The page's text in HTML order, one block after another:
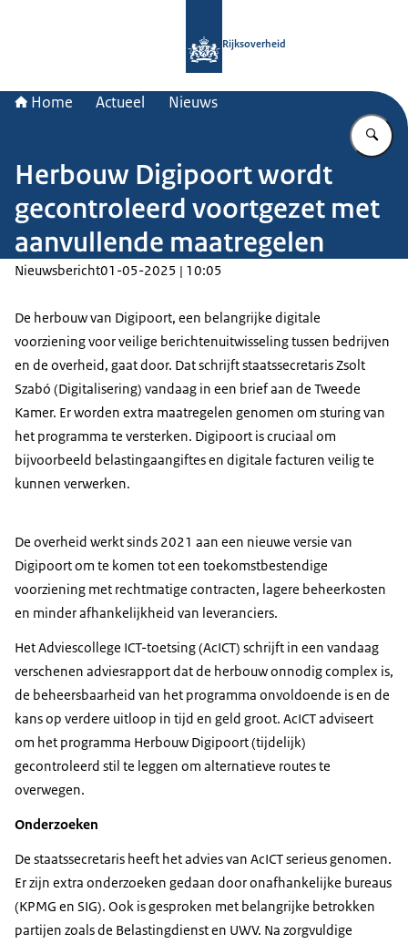
Rijksoverheid
Home Actueel Nieuws
Herbouw Digipoort wordt
gecontroleerd voortgezet met
aanvullende maatregelen
Nieuwsbericht01-05-2025 | 10:05
De herbouw van Digipoort, een belangrijke digitale
voorziening voor veilige berichtenuitwisseling tussen bedrijven
en de overheid, gaat door. Dat schrijft staatssecretaris Zsolt
Szabó (Digitalisering) vandaag in een brief aan de Tweede
Kamer. Er worden extra maatregelen genomen om sturing van
het programma te versterken. Digipoort is cruciaal om
bijvoorbeeld belastingaangiftes en digitale facturen veilig te
kunnen verwerken.
De overheid werkt sinds 2021 aan een nieuwe versie van
Digipoort om te komen tot een toekomstbestendige
voorziening met rechtmatige contracten, lagere beheerkosten
en minder afhankelijkheid van leveranciers.
Het Adviescollege ICT-toetsing (AcICT) schrijft in een vandaag
verschenen adviesrapport dat de herbouw onnodig complex is,
de beheersbaarheid van het programma onvoldoende is en de
kans op verdere uitloop in tijd en geld groot. AcICT adviseert
om het programma Herbouw Digipoort (tijdelijk)
gecontroleerd stil te leggen om alternatieve routes te
overwegen.
Onderzoeken
De staatssecretaris heeft het advies van AcICT serieus genomen.
Er zijn extra onderzoeken gedaan door onafhankelijke bureaus
(KPMG en SIG). Ook is gesproken met belangrijke betrokken
partijen zoals de Belastingdienst en UWV. Na zorgvuldige